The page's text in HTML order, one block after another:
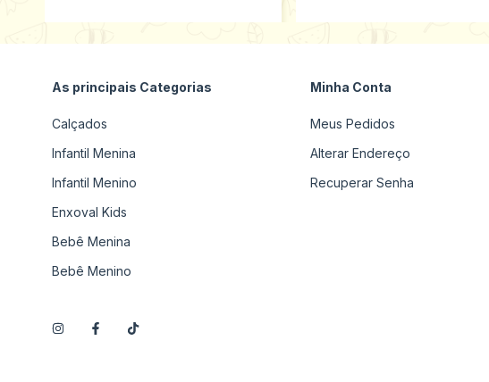
As principais Categorias
Calçados
Infantil Menina
Infantil Menino
Enxoval Kids
Bebê Menina
Bebê Menino
Minha Conta
Meus Pedidos
Alterar Endereço
Recuperar Senha